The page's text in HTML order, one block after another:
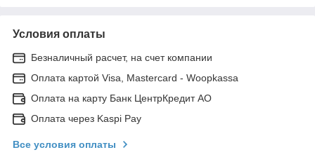
Условия оплаты
Безналичный расчет, на счет компании
Оплата картой Visa, Mastercard - Woopkassa
Оплата на карту Банк ЦентрКредит АО
Оплата через Kaspi Pay
Все условия оплаты